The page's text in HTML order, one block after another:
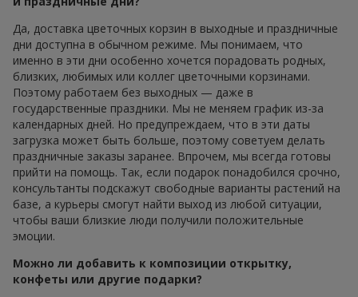
Да, доставка цветочных корзин в выходные и праздничные
дни доступна в обычном режиме. Мы понимаем, что
именно в эти дни особенно хочется порадовать родных,
близких, любимых или коллег цветочными корзинами.
Поэтому работаем без выходных — даже в
государственные праздники. Мы не меняем график из-за
календарных дней. Но предупреждаем, что в эти даты
загрузка может быть больше, поэтому советуем делать
праздничные заказы заранее. Впрочем, мы всегда готовы
прийти на помощь. Так, если подарок понадобился срочно,
консультанты подскажут свободные варианты растений на
базе, а курьеры смогут найти выход из любой ситуации,
чтобы ваши близкие люди получили положительные
эмоции.
Можно ли добавить к композиции открытку,
конфеты или другие подарки?